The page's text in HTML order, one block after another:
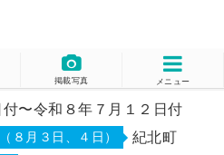
掲載写真 メニュー
〜令和８年７月１２日付
８月３日、４日） 紀北町